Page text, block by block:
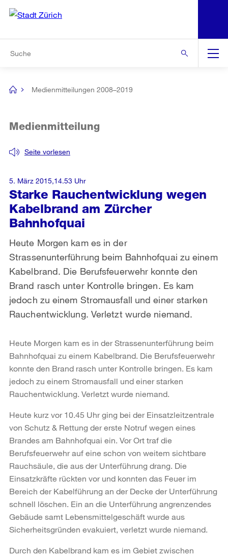
Navigation
[no
Medienmitteilungen 2008–2019
Starke Rauchentwicklung wegen
Kabelbrand am Zürcher
Bahnhofquai
Seite vorlesen
Medienmitteilung
Heute Morgen kam es in der
Strassenunterführung beim Bahnhofquai zu einem
Kabelbrand. Die Berufsfeuerwehr konnte den
Brand rasch unter Kontrolle bringen. Es kam
jedoch zu einem Stromausfall und einer starken
Rauchentwicklung. Verletzt wurde niemand.
5. März 2015,14.53 Uhr
Heute Morgen kam es in der Strassenunterführung beim
Bahnhofquai zu einem Kabelbrand. Die Berufsfeuerwehr
konnte den Brand rasch unter Kontrolle bringen. Es kam
jedoch zu einem Stromausfall und einer starken
Rauchentwicklung. Verletzt wurde niemand.
Heute kurz vor 10.45 Uhr ging bei der Einsatzleitzentrale
von Schutz & Rettung der erste Notruf wegen eines
Brandes am Bahnhofquai ein. Vor Ort traf die
Berufsfeuerwehr auf eine schon von weitem sichtbare
Rauchsäule, die aus der Unterführung drang. Die
Einsatzkräfte rückten vor und konnten das Feuer im
Bereich der Kabelführung an der Decke der Unterführung
schnell löschen. Ein an die Unterführung angrenzendes
Gebäude samt Lebensmittelgeschäft wurde aus
Sicherheitsgründen evakuiert, verletzt wurde niemand.
Durch den Kabelbrand kam es im Gebiet zwischen